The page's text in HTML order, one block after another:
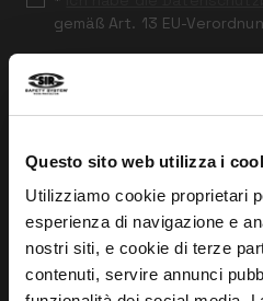
Questo sito web utilizza i
Utilizziamo cookie proprietari
esperienza di navigazione e
nostri siti, e cookie di terze
contenuti, servire annunci
gemäß Art. 13 EU-
Zustimmen
Ich gebe mein
kommerziellen und
sozialen Netzwerken.